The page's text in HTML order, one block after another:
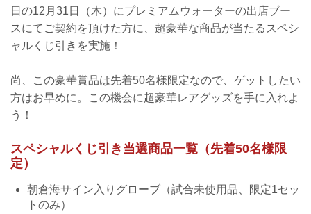
日の12月31日（木）にプレミアムウォーターの出店ブー
スにてご契約を頂けた方に、超豪華な商品が当たるスペシ
ャルくじ引きを実施！
尚、この豪華賞品は先着50名様限定なので、ゲットしたい
方はお早めに。この機会に超豪華レアグッズを手に入れよ
う！
スペシャルくじ引き当選商品一覧（先着50名様限
定）
朝倉海サイン入りグローブ（試合未使用品、限定1セッ
トのみ）